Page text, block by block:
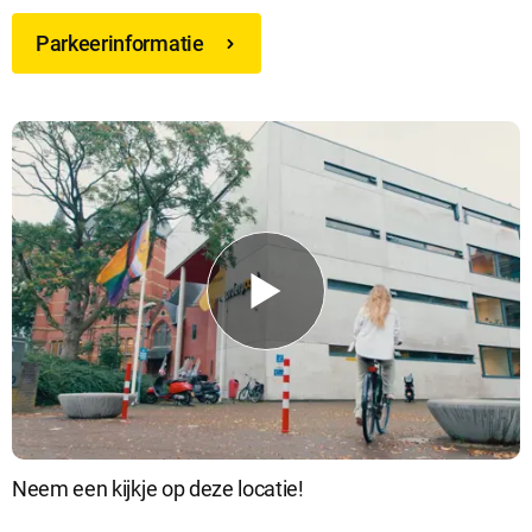
Parkeerinformatie
Neem een kijkje op deze locatie!